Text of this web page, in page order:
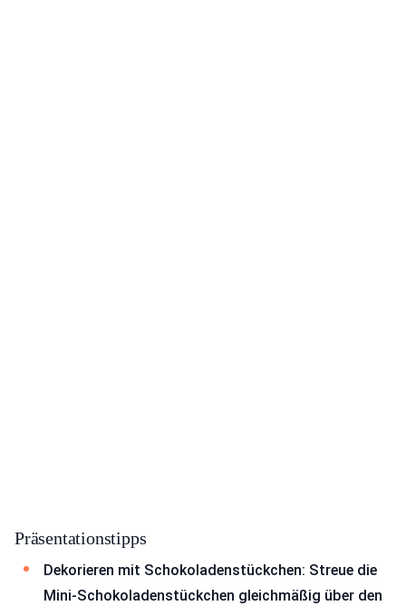
Präsentationstipps
Dekorieren mit Schokoladenstückchen: Streue die
Mini-Schokoladenstückchen gleichmäßig über den